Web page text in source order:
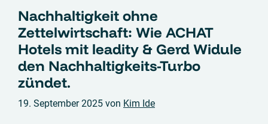
Nachhaltigkeit ohne
Zettelwirtschaft: Wie ACHAT
Hotels mit leadity & Gerd Widule
den Nachhaltigkeits-Turbo
zündet.
19. September 2025 von Kim Ide